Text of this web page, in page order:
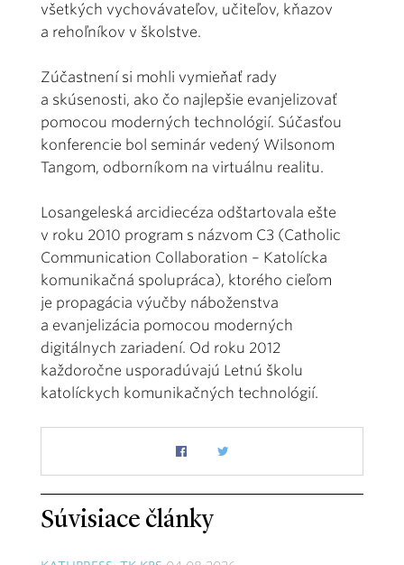
všetkých vychovávateľov, učiteľov, kňazov
a rehoľníkov v školstve.
Zúčastnení si mohli vymieňať rady
a skúsenosti, ako čo najlepšie evanjelizovať
pomocou moderných technológií. Súčasťou
konferencie bol seminár vedený Wilsonom
Tangom, odborníkom na virtuálnu realitu.
Losangeleská arcidiecéza odštartovala ešte
v roku 2010 program s názvom C3 (Catholic
Communication Collaboration – Katolícka
komunikačná spolupráca), ktorého cieľom
je propagácia výučby náboženstva
a evanjelizácia pomocou moderných
digitálnych zariadení. Od roku 2012
každoročne usporadúvajú Letnú školu
katolíckych komunikačných technológií.
Súvisiace články